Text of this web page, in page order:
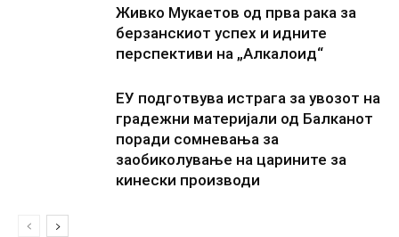
Живко Мукаетов од прва рака за
берзанскиот успех и идните
перспективи на „Алкалоид“
ЕУ подготвува истрага за увозот на
градежни материјали од Балканот
поради сомневања за
заобиколување на царините за
кинески производи